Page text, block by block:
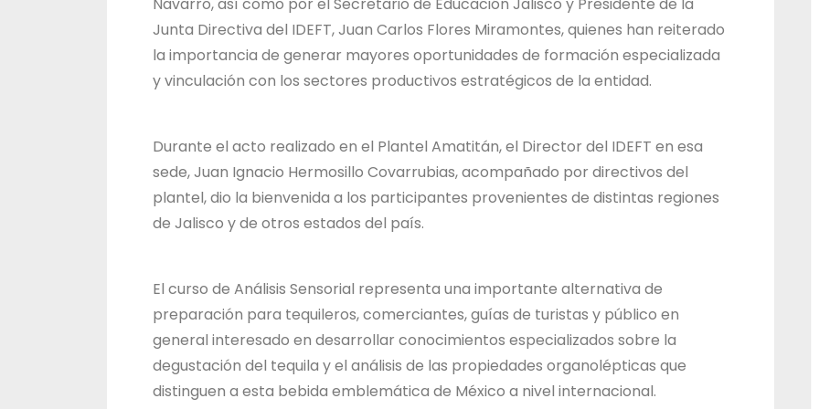
d
a
l
i
o
Junta Directiva del IDEFT, Juan Carlos Flores Miramontes, quienes han reiterado
la importancia de generar mayores oportunidades de formación especializada
y vinculación con los sectores productivos estratégicos de la entidad.
Durante el acto realizado en el Plantel Amatitán, el Director del IDEFT en esa
sede, Juan Ignacio Hermosillo Covarrubias, acompañado por directivos del
plantel, dio la bienvenida a los participantes provenientes de distintas regiones
de Jalisco y de otros estados del país.
El curso de Análisis Sensorial representa una importante alternativa de
preparación para tequileros, comerciantes, guías de turistas y público en
general interesado en desarrollar conocimientos especializados sobre la
degustación del tequila y el análisis de las propiedades organolépticas que
distinguen a esta bebida emblemática de México a nivel internacional.